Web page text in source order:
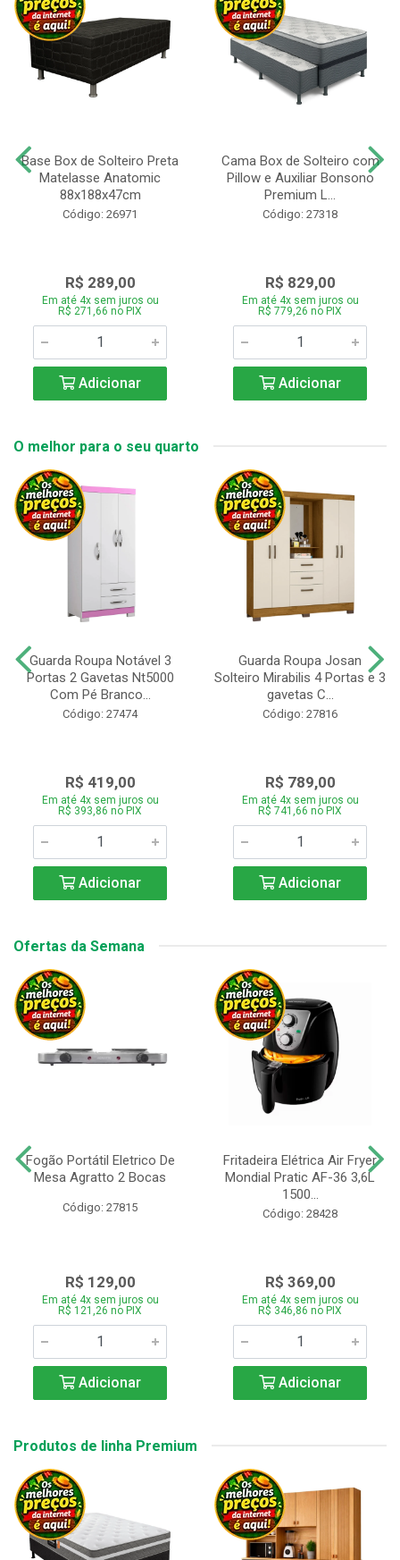
Base Box de Solteiro Preta
Matelasse Anatomic
88x188x47cm
Código: 26971
R$ 289,00
Em até 4x sem juros ou
R$ 271,66 no PIX
Adicionar
Cama Box de Solteiro com
Pillow e Auxiliar Bonsono
Premium L...
Código: 27318
R$ 829,00
Em até 4x sem juros ou
R$ 779,26 no PIX
Adicionar
O melhor para o seu quarto
Guarda Roupa Notável 3
Portas 2 Gavetas Nt5000
Com Pé Branco...
Código: 27474
R$ 419,00
Em até 4x sem juros ou
R$ 393,86 no PIX
Adicionar
Guarda Roupa Josan
Solteiro Mirabilis 4 Portas e 3
gavetas C...
Código: 27816
R$ 789,00
Em até 4x sem juros ou
R$ 741,66 no PIX
Adicionar
Ofertas da Semana
Fogão Portátil Eletrico De
Mesa Agratto 2 Bocas
Código: 27815
R$ 129,00
Em até 4x sem juros ou
R$ 121,26 no PIX
Adicionar
Fritadeira Elétrica Air Fryer
Mondial Pratic AF-36 3,6L
1500...
Código: 28428
R$ 369,00
Em até 4x sem juros ou
R$ 346,86 no PIX
Adicionar
Produtos de linha Premium